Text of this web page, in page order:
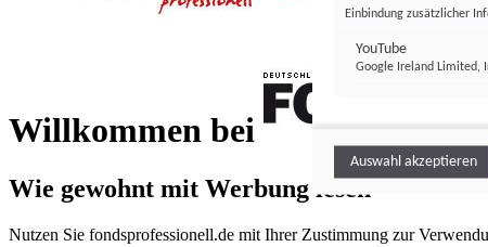
Willkommen bei
FONDS
Wie gewohnt mit Werbung lesen
Nutzen Sie fondsprofessionell.de mit Ihrer Zustimmung zur
Einbindung zusätzlicher
YouTube
Google Ireland Limited,
Auswahl akzeptieren